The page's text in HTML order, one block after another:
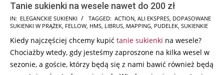
Tanie sukienki na wesele nawet do 200 zł
2024-
12-
12
IN: ELEGANCKIE SUKIENKI TAGGED: ACTION, ALI EKSPRES, DOPASOWANE
SUKIENKI W PRĄŻEK, FELLOW, HMS, LIBRUS, MAPPING, PUDELEK, SUKIENKIE
Kiedy najczęściej chcemy kupić tanie sukienki na wesele?
Chociażby wtedy, gdy jesteśmy zaproszone na kilka wesel w
sezonie, a goście, którzy będą się z nami bawić również będą